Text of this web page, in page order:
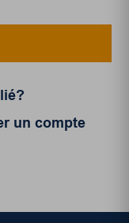
un compte